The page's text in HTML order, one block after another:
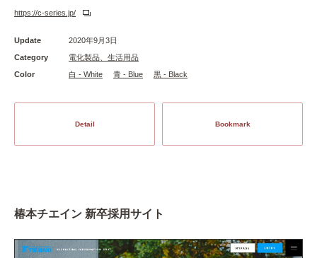
https://c-series.jp/
Update
2020年9月3日
Category
電化製品、生活用品
Color
白 - White 青 - Blue 黒 - Black
Detail Bookmark
椿本チエイン 新卒採用サイト